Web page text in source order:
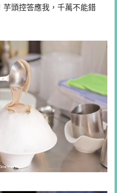
頭控答應我，千萬不能錯